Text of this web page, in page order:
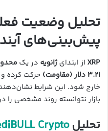
پیش‌بینی‌های
XRP از ابتدایژانویه در یک
۳.۲۱ دلار (مقاومت)
حرکت کرده و
خارج شود. این شرایط
بازار نتوانسته روند مشخصی را
تحلیلCrypto